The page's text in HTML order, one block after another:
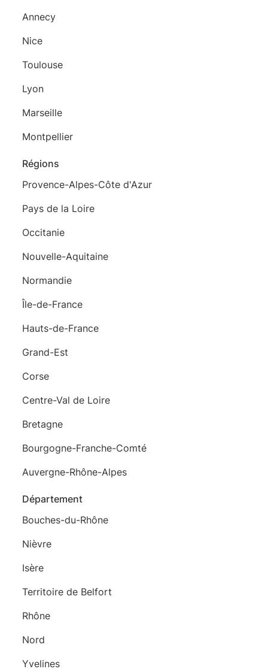
Annecy
Nice
Toulouse
Lyon
Marseille
Montpellier
Régions
Provence-Alpes-Côte d'Azur
Pays de la Loire
Occitanie
Nouvelle-Aquitaine
Normandie
Île-de-France
Hauts-de-France
Grand-Est
Corse
Centre-Val de Loire
Bretagne
Bourgogne-Franche-Comté
Auvergne-Rhône-Alpes
Département
Bouches-du-Rhône
Nièvre
Isère
Territoire de Belfort
Rhône
Nord
Yvelines